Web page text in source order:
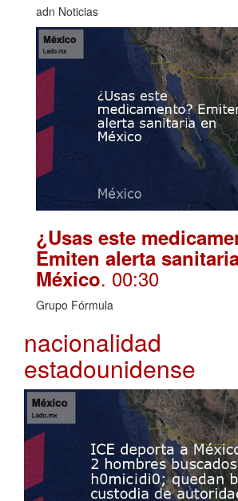
adn Noticias
¿Usas este
Emiten alerta
México. 00:30
Grupo Fórmula
nacionalidad
estadounidense